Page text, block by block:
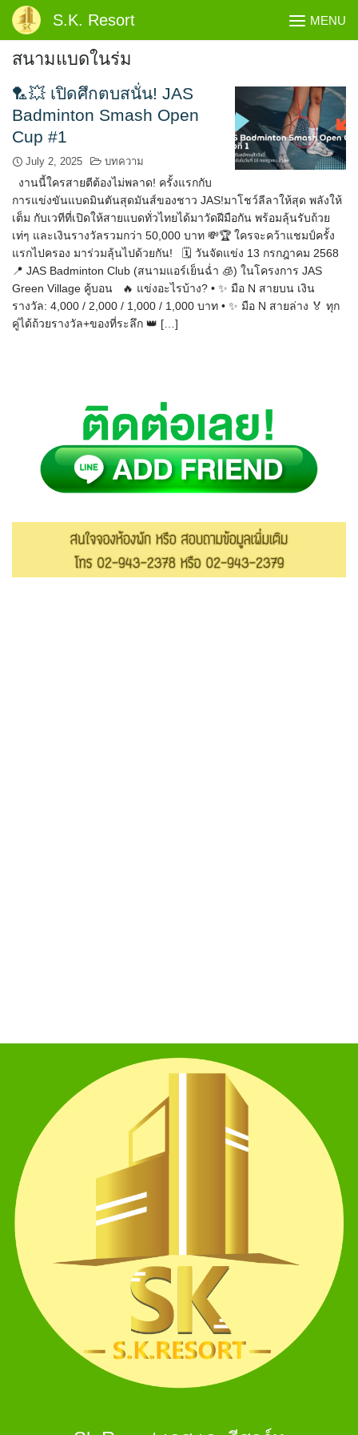
Skip
S.K. Resort MENU
สนามแบดในร่ม
🏸💥 เปิดศึกตบสนั่น! JAS
Badminton Smash Open
Cup #1
July 2, 2025 บทความ
งานนี้ใครสายตีต้องไม่พลาด! ครั้งแรกกับ
การแข่งขันแบดมินตันสุดมันส์ของชาว JAS!มาโชว์ลีลาให้สุด พลังให้
เต็ม กับเวทีที่เปิดให้สายแบดทั่วไทยได้มาวัดฝีมือกัน พร้อมลุ้นรับถ้วย
เท่ๆ และเงินรางวัลรวมกว่า 50,000 บาท 💸🏆 ใครจะคว้าแชมป์ครั้ง
แรกไปครอง มาร่วมลุ้นไปด้วยกัน! 🗓 วันจัดแข่ง 13 กรกฎาคม 2568
📍 JAS Badminton Club (สนามแอร์เย็นฉ่ำ 🧊) ในโครงการ JAS
Green Village คู้บอน 🔥 แข่งอะไรบ้าง? • ✨ มือ N สายบน เงิน
รางวัล: 4,000 / 2,000 / 1,000 / 1,000 บาท • ✨ มือ N สายล่าง 🏅 ทุก
คู่ได้ถ้วยรางวัล+ของที่ระลึก 👑 […]